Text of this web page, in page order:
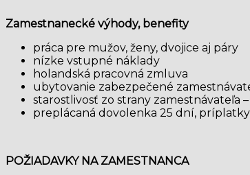
Zamestnanecké výhody, benefity
práca pre mužov, ženy, dvojice aj páry
nízke vstupné náklady
holandská pracovná zmluva
ubytovanie zabezpečené
starostlivosť zo strany
preplácaná dovolenka 25 dní,
POŽIADAVKY NA ZAMESTNANCA